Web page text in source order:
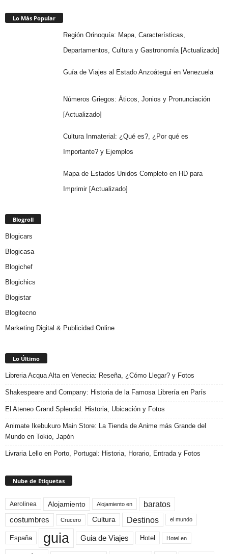
Lo Más Popular
Región Orinoquía: Mapa, Características,
Departamentos, Cultura y Gastronomía [Actualizado]
Guía de Viajes al Estado Anzoátegui en Venezuela
Números Griegos: Áticos, Jonios y Pronunciación
[Actualizado]
Cultura Inmaterial: ¿Qué es?, ¿Por qué es
Importante? y Ejemplos
Mapa de Estados Unidos Completo en HD para
Imprimir [Actualizado]
Blogroll
Blogicars
Blogicasa
Blogichef
Blogichics
Blogistar
Blogitecno
Marketing Digital & Publicidad Online
Lo Último
Libreria Acqua Alta en Venecia: Reseña, ¿Cómo Llegar? y Fotos
Shakespeare and Company: Historia de la Famosa Librería en París
El Ateneo Grand Splendid: Historia, Ubicación y Fotos
Animate Ikebukuro Main Store: La Tienda de Anime más Grande del
Mundo en Tokio, Japón
Livraria Lello en Porto, Portugal: Historia, Horario, Entrada y Fotos
Nube de Etiquetas
Aerolinea Alojamiento Alojamiento en baratos
costumbres Crucero Cultura Destinos el mundo
España guia Guia de Viajes Hotel Hotel en